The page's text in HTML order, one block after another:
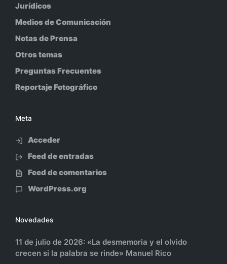
Jurídicos
Medios de Comunicación
Notas de Prensa
Otros temas
Preguntas Frecuentes
Reportaje Fotográfico
Meta
Acceder
Feed de entradas
Feed de comentarios
WordPress.org
Novedades
11 de julio de 2026: «La desmemoria y el olvido
crecen si la palabra se rinde» Manuel Rico